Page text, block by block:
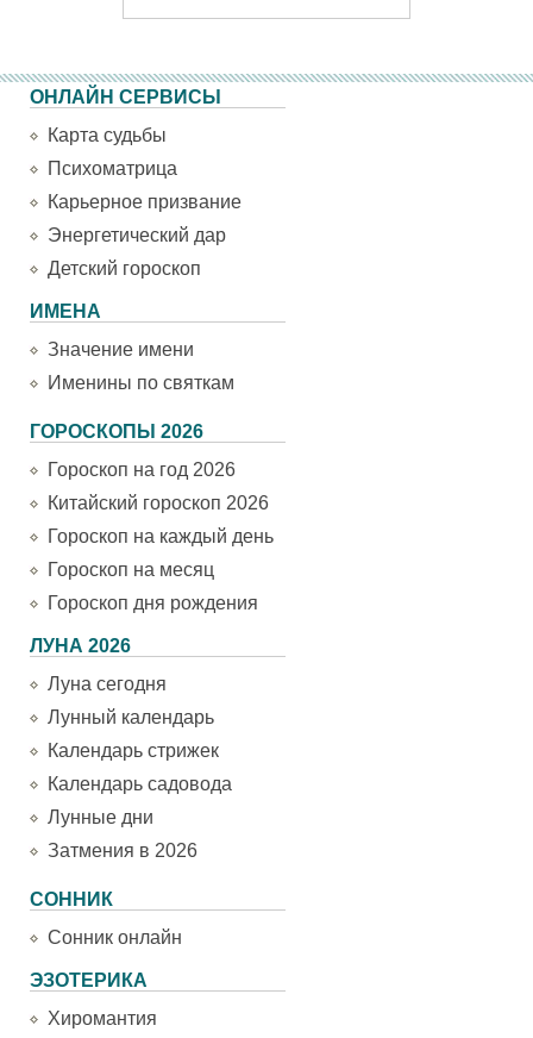
ОНЛАЙН СЕРВИСЫ
Карта судьбы
Психоматрица
Карьерное призвание
Энергетический дар
Детский гороскоп
ИМЕНА
Значение имени
Именины по святкам
ГОРОСКОПЫ 2026
Гороскоп на год 2026
Китайский гороскоп 2026
Гороскоп на каждый день
Гороскоп на месяц
Гороскоп дня рождения
ЛУНА 2026
Луна сегодня
Лунный календарь
Календарь стрижек
Календарь садовода
Лунные дни
Затмения в 2026
СОННИК
Сонник онлайн
ЭЗОТЕРИКА
Хиромантия